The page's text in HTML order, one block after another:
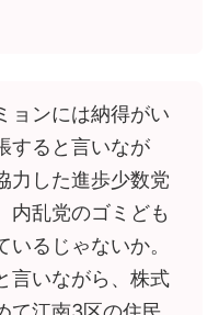
ョンには納得がい
すると言いなが
力した進歩少数党
内乱党のゴミども
るじゃないか。
言いながら、株式